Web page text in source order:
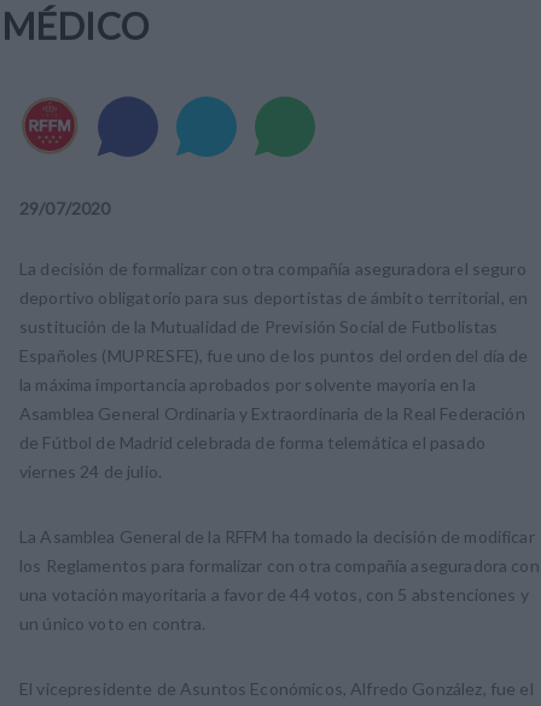
MÉDICO
29/07/2020
La decisión de formalizar con otra compañía aseguradora el seguro
deportivo obligatorio para sus deportistas de ámbito territorial, en
sustitución de la Mutualidad de Previsión Social de Futbolistas
Españoles (MUPRESFE), fue uno de los puntos del orden del día de
la máxima importancia aprobados por solvente mayoría en la
Asamblea General Ordinaria y Extraordinaria de la Real Federación
de Fútbol de Madrid celebrada de forma telemática el pasado
viernes 24 de julio.
La Asamblea General de la RFFM ha tomado la decisión de modificar
los Reglamentos para formalizar con otra compañía aseguradora con
una votación mayoritaria a favor de 44 votos, con 5 abstenciones y
un único voto en contra.
El vicepresidente de Asuntos Económicos, Alfredo González, fue el